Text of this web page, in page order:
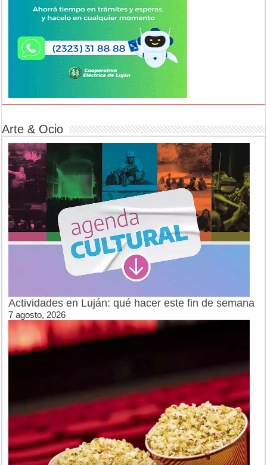
Arte & Ocio
Actividades en Luján: qué hacer este fin de semana
7 agosto, 2026